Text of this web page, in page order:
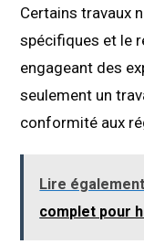
Certains travaux
spécifiques et le
engageant des
seulement un
conformité aux
Lire également
complet pour